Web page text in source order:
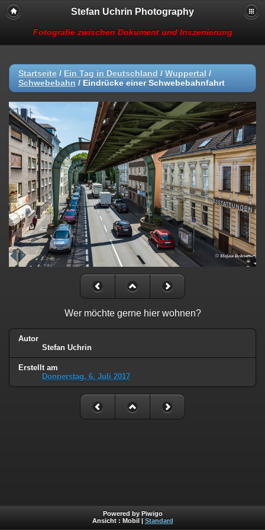
Stefan Uchrin Photography
Fotografie zwischen Dokument und Inszenierung
Startseite / Ein Tag in Deutschland / Wuppertal /
Schwebebahn / Eindrücke einer Schwebebahnfahrt
Wer möchte gerne hier wohnen?
Autor
Stefan Uchrin
Erstellt am
Donnerstag, 6. Juli 2017
Powered by Piwigo
Ansicht : Mobil Standard